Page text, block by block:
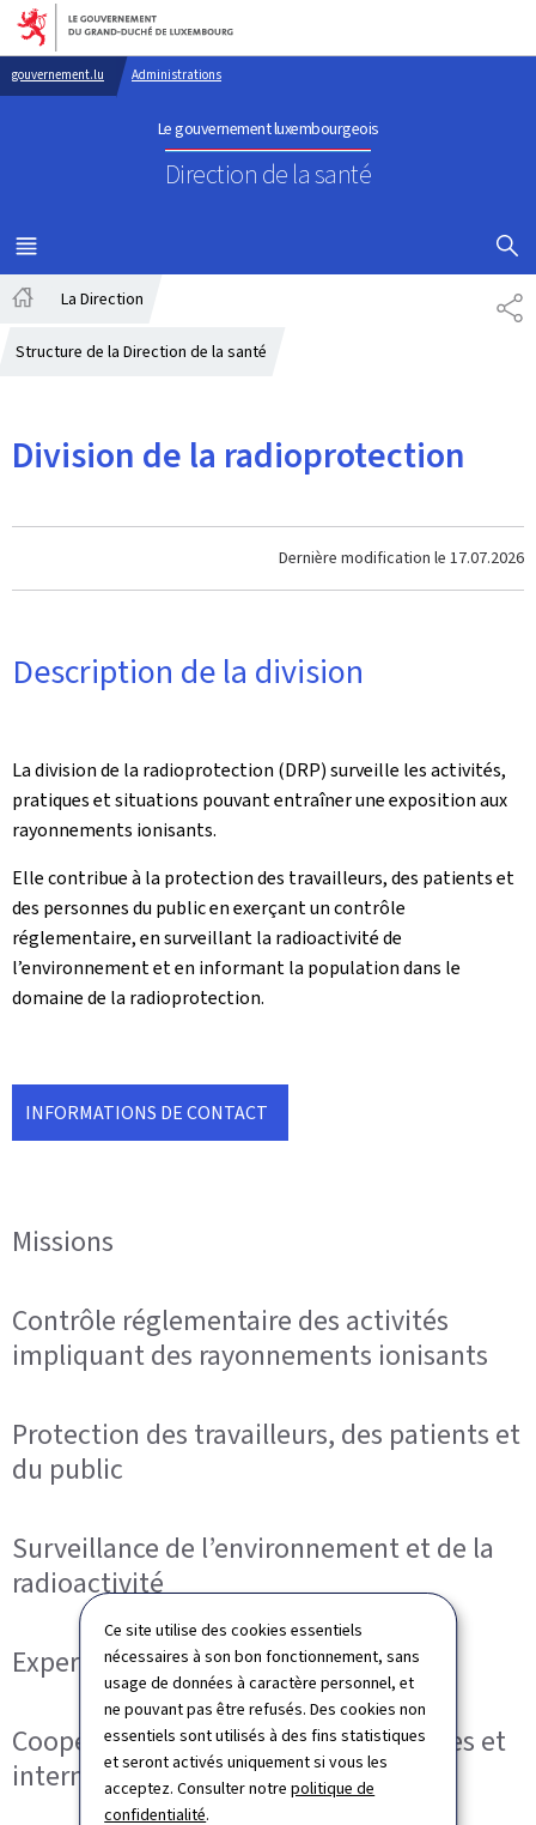
Ce site utilise des cookies essentiels
nécessaires à son bon fonctionnement, sans
usage de données à caractère personnel, et
ne pouvant pas être refusés. Des cookies non
essentiels sont utilisés à des fins statistiques
et seront activés uniquement si vous les
acceptez. Consulter notrepolitique de
confidentialité.
Aller au menu principal
Aller au contenu
gouvernement.lu Administrations
Le gouvernement luxembourgeois
Direction de la santé
MENU
PRINCIPAL
La Direction
Structure de la Direction de la santé
Division de la radioprotection
Dernière modification le 17.07.2026
Description de la division
La division de la radioprotection (DRP) surveille les activités,
pratiques et situations pouvant entraîner une exposition aux
rayonnements ionisants.
Elle contribue à la protection des travailleurs, des patients et
des personnes du public en exerçant un contrôle
réglementaire, en surveillant la radioactivité de
l’environnement et en informant la population dans le
domaine de la radioprotection.
INFORMATIONS DE CONTACT
Missions
Contrôle réglementaire des activités
impliquant des rayonnements ionisants
Protection des travailleurs, des patients et
du public
Surveillance de l’environnement et de la
radioactivité
Expertise, avis et information
Coopérations nationales, européennes et
internationales